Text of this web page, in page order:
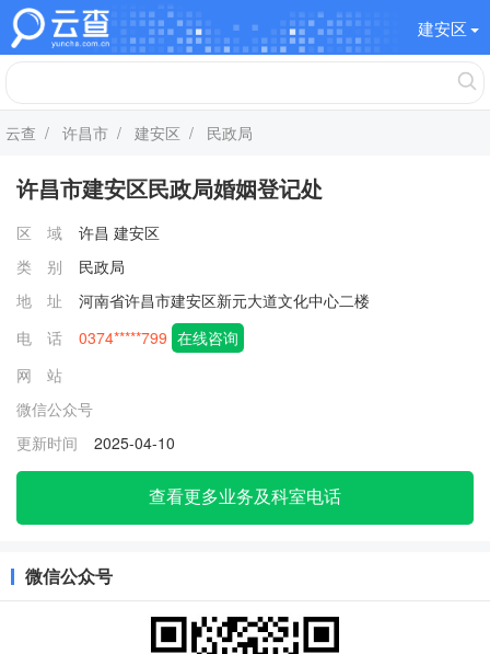
建安区
云查 / 许昌市 / 建安区 / 民政局
许昌市建安区民政局婚姻登记处
区 域 许昌 建安区
类 别
民政局
地 址
河南省许昌市建安区新元大道文化中心二楼
电 话
0374*****799 在线咨询
网 站
微信公众号
更新时间
2025-04-10
查看更多业务及科室电话
微信公众号